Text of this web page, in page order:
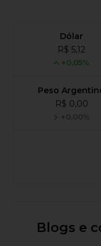
Dólar
R$ 5,12
+0,05%
Peso
R$ 0,00
+0,00%
Blogs e